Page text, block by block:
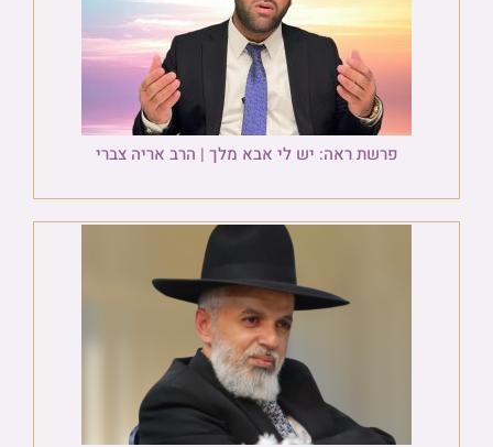
פרשת ראה: יש לי אבא מלך | הרב אריה צברי